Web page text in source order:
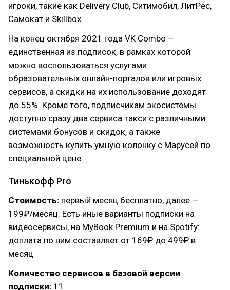
игроки, такие как Delivery Club, Ситимобил, ЛитРес,
Самокат и Skillbox.
На конец октября 2021 года VK Combo —
единственная из подписок, в рамках которой
можно воспользоваться услугами
образовательных онлайн-порталов или игровых
сервисов, а скидки на их использование доходят
до 55%. Кроме того, подписчикам экосистемы
доступно сразу два сервиса такси с различными
системами бонусов и скидок, а также
возможность купить умную колонку с Марусей по
специальной цене.
Тинькофф Pro
Стоимость: первый месяц бесплатно, далее —
199₽/месяц. Есть иные варианты подписки на
видеосервисы, на MyBook Premium и на Spotify:
доплата по ним составляет от 169₽ до 499₽ в
месяц
Количество сервисов в базовой версии
подписки: 11